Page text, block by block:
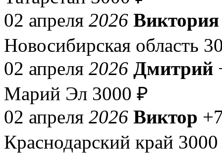
02 апреля 2026 Виктория
Новосибирская область
02 апреля 2026 Дмитрий
Марий Эл 3000 ₽
02 апреля 2026 Виктор
Краснодарский край